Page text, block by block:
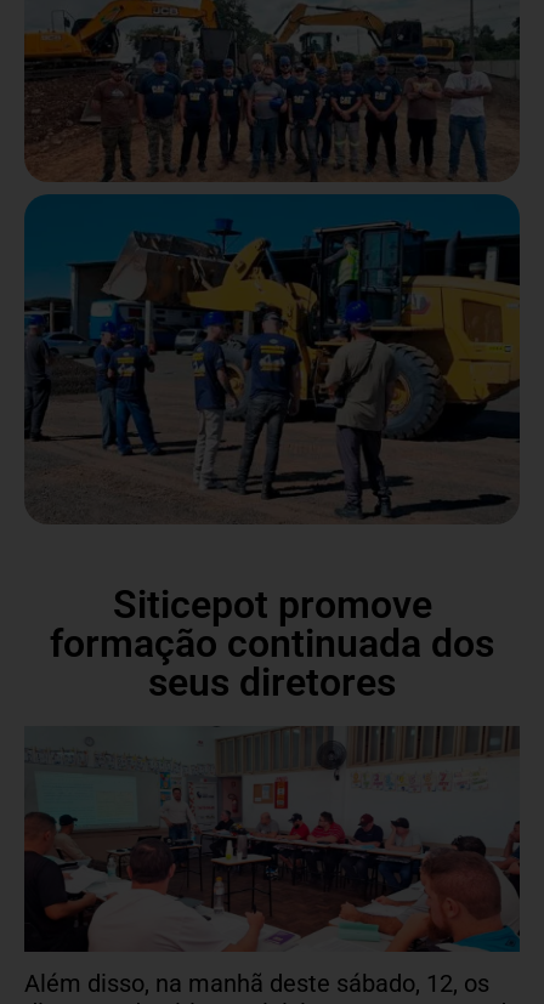
Siticepot promove
formação continuada dos
seus diretores
Além disso, na manhã deste sábado, 12, os